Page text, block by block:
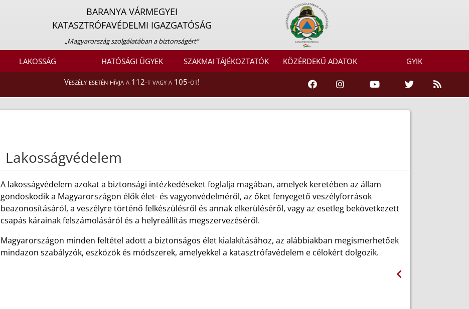
BARANYA VÁRMEGYEI
KATASZTRÓFAVÉDELMI IGAZGATÓSÁG
„Magyarország szolgálatában a biztonságért”
LAKOSSÁG HATÓSÁGI ÜGYEK SZAKMAI TÁJÉKOZTATÓK KÖZÉRDEKŰ ADATOK GYIK
Veszély esetén hívja a 112-t vagy a 105-öt!
Lakosságvédelem
A lakosságvédelem azokat a biztonsági intézkedéseket foglalja magában, amelyek keretében az állam
gondoskodik a Magyarországon élők élet- és vagyonvédelméről, az őket fenyegető veszélyforrások
beazonosításáról, a veszélyre történő felkészülésről és annak elkerüléséről, vagy az esetleg bekövetkezett
csapás kárainak felszámolásáról és a helyreállítás megszervezéséről.
Magyarországon minden feltétel adott a biztonságos élet kialakításához, az alábbiakban megismerhetőek
mindazon szabályzók, eszközök és módszerek, amelyekkel a katasztrófavédelem e célokért dolgozik.